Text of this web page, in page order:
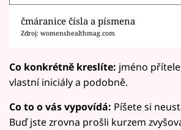
čmáranice čísla a písmena
Zdroj: womenshealthmag.com
Co konkrétně kreslíte: jméno
vlastní iniciály a podobně.
Co to o vás vypovídá: Píšete si
Buď jste zrovna prošli kurzem